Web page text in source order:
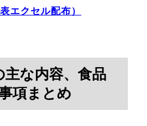
エクセル配布）
主な内容、食品
項まとめ